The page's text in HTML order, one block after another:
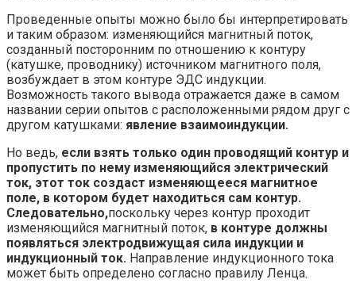
Проведенные опыты можно было бы интерпретировать
и таким образом: изменяющийся магнитный поток,
созданный посторонним по отношению к контуру
(катушке, проводнику) источником магнитного поля,
возбуждает в этом контуре ЭДС индукции.
Возможность такого вывода отражается даже в самом
названии серии опытов с расположенными рядом друг с
другом катушками: явление взаимоиндукции.
Но ведь, если взять только один проводящий контур и
пропустить по нему изменяющийся электрический
ток, этот ток создаст изменяющееся магнитное
поле, в котором будет находиться сам контур.
Следовательно,поскольку через контур проходит
изменяющийся магнитный поток, в контуре должны
появляться электродвижущая сила индукции и
индукционный ток. Направление индукционного тока
может быть определено согласно правилу Ленца.